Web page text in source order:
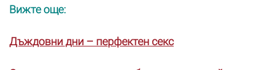
Вижте още:
Дъждовни дни – перфектен секс